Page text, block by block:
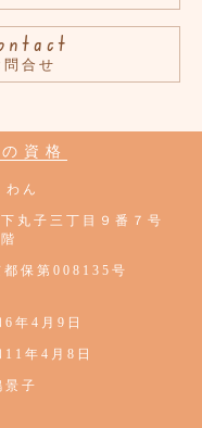
問合せ
資格
ん
丸子三丁目９番７号
保第008135号
6年4月9日
11年4月8日
景子